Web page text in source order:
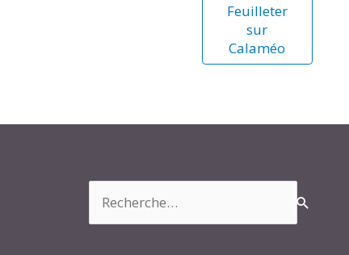
Feuilleter
sur
Calaméo